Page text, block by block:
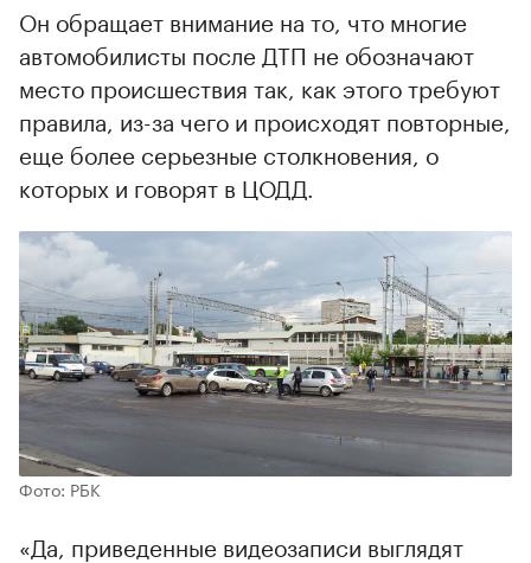
Он обращает внимание на то, что многие
автомобилисты после ДТП не обозначают
место происшествия так, как этого требуют
правила, из-за чего и происходят повторные,
еще более серьезные столкновения, о
которых и говорят в ЦОДД.
Фото: РБК
«Да, приведенные видеозаписи выглядят